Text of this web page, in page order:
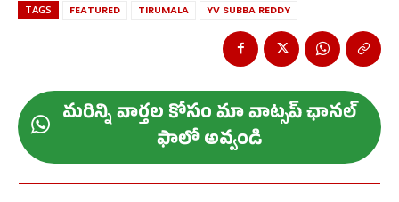
TAGS FEATURED TIRUMALA YV SUBBA REDDY
మ‌రిన్ని వార్త‌ల కోసం మా వాట్స‌ప్ ఛాన‌ల్
ఫాలో అవ్వండి